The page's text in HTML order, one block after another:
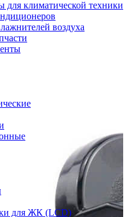
для климатической техники
воздуха
для ЖК (LCD)